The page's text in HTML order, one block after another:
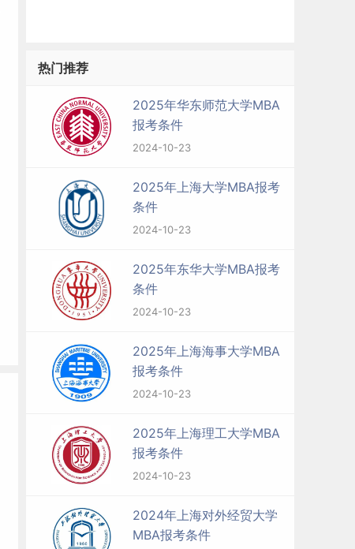
热门推荐
2025年华东师范大学MBA
报考条件
2024-10-23
2025年上海大学MBA报考
条件
2024-10-23
2025年东华大学MBA报考
条件
2024-10-23
2025年上海海事大学MBA
报考条件
2024-10-23
2025年上海理工大学MBA
报考条件
2024-10-23
2024年上海对外经贸大学
MBA报考条件